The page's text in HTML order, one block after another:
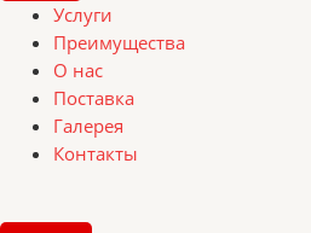
Услуги
Преимущества
О нас
Поставка
Галерея
Контакты